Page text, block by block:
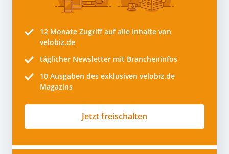
12 Monate Zugriff auf alle Inhalte von
velobiz.de
täglicher Newsletter mit Brancheninfos
10 Ausgaben des exklusiven velobiz.de
Magazins
Jetzt freischalten